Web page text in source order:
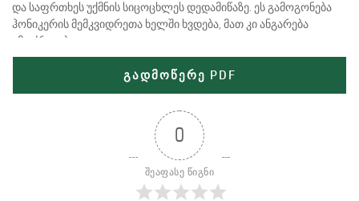
და საფრთხეს უქმნის სიცოცხლეს დედამიწაზე. ეს გამოგონება
ჰონიკერის მემკვიდრეთა ხელში ხვდება, მათ კი ანგარება
ამოძრავებთ...
გადმოწერე PDF
0
შეაფასე წიგნი